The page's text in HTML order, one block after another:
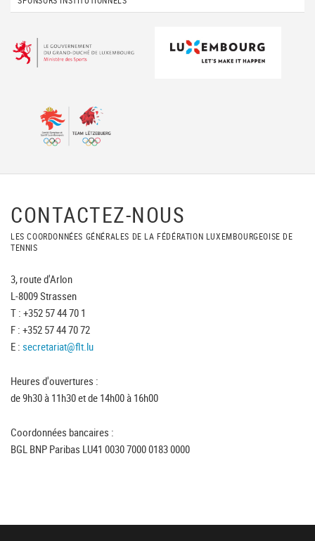
CONTACTEZ-NOUS
LES COORDONNÉES GÉNÉRALES DE LA FÉDÉRATION LUXEMBOURGEOISE DE
TENNIS
3, route d'Arlon
L-8009 Strassen
T : +352 57 44 70 1
F : +352 57 44 70 72
E : secretariat@flt.lu
Heures d'ouvertures :
de 9h30 à 11h30 et de 14h00 à 16h00
Coordonnées bancaires :
BGL BNP Paribas LU41 0030 7000 0183 0000